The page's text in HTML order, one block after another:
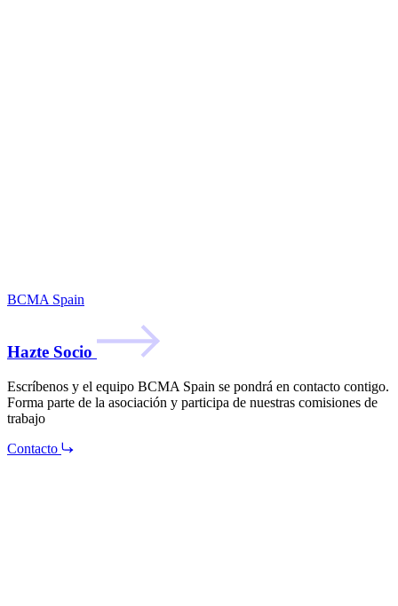
BCMA Spain
Hazte Socio
Escríbenos y el equipo BCMA Spain se pondrá en contacto contigo.
Forma parte de la asociación y participa de nuestras comisiones de
trabajo
Contacto